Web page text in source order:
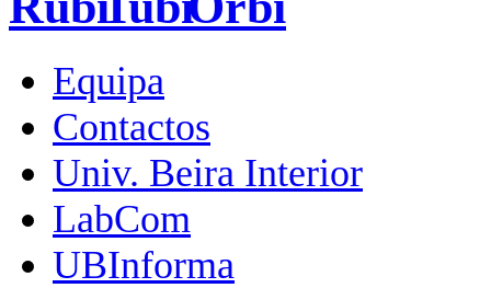
Equipa
Contactos
Univ. Beira Interior
LabCom
UBInforma